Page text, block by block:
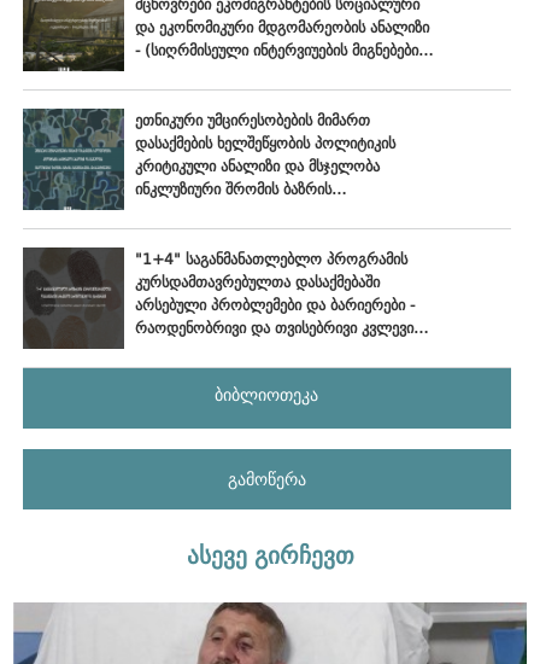
მცხოვრები ეკომიგრანტების სოციალური
და ეკონომიკური მდგომარეობის ანალიზი
- (სიღრმისეული ინტერვიუების მიგნებები),
ეთნიკური უმცირესობების მიმართ
დასაქმების ხელშეწყობის პოლიტიკის
კრიტიკული ანალიზი და მსჯელობა
ინკლუზიური შრომის ბაზრის
"1+4" საგანმანათლებლო პროგრამის
კურსდამთავრებულთა დასაქმებაში
არსებული პრობლემები და ბარიერები -
რაოდენობრივი და თვისებრივი კვლევის
ბიბლიოთეკა
გამოწერა
ასევე გირჩევთ